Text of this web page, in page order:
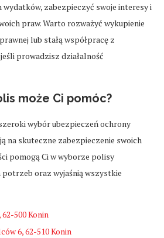
zabezpieczyć swoje interesy i
praw. Warto rozważyć wykupienie
lub stałą współpracę z
prowadzisz działalność
może Ci pomóc?
wybór ubezpieczeń ochrony
na skuteczne zabezpieczenie swoich
pomogą Ci w wyborze polisy
potrzeb oraz wyjaśnią wszystkie
62-500 Konin
6, 62-510 Konin